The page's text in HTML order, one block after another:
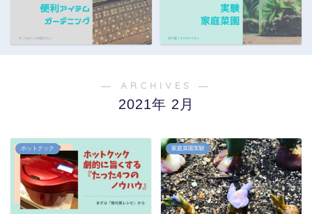
― ARCHIVES ―
2021年 2月
ホットクック 家庭菜園実験